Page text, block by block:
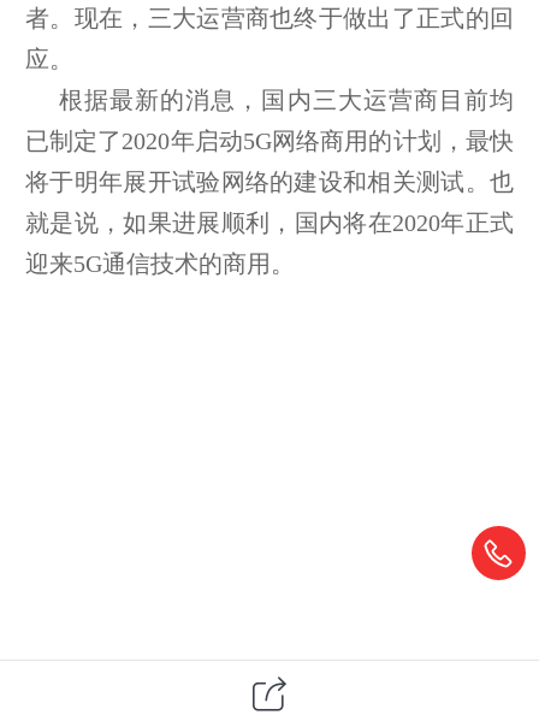
者。现在，三大运营商也终于做出了正式的回
应。
根据最新的消息，国内三大运营商目前均
已制定了2020年启动5G网络商用的计划，最快
将于明年展开试验网络的建设和相关测试。也
就是说，如果进展顺利，国内将在2020年正式
迎来5G通信技术的商用。